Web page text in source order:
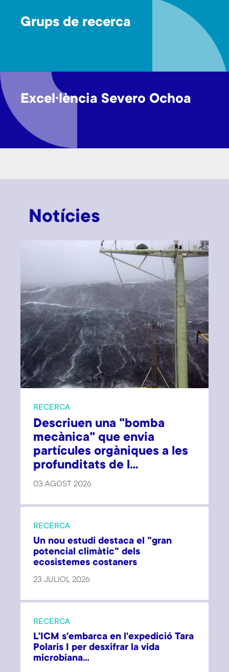
Grups de recerca
Excel·lència Severo Ochoa
Notícies
RECERCA
Descriuen una "bomba
mecànica" que envia
partícules orgàniques a les
profunditats de l...
03 AGOST 2026
RECERCA
Un nou estudi destaca el "gran
potencial climàtic" dels
ecosistemes costaners
23 JULIOL 2026
RECERCA
L'ICM s'embarca en l'expedició Tara
Polaris I per desxifrar la vida
microbiana...